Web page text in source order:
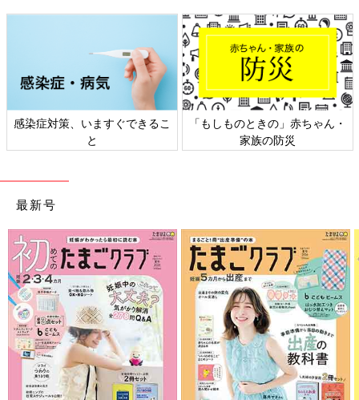
感染症対策、いますぐできるこ
と
「もしものときの」赤ちゃん・
家族の防災
最新号